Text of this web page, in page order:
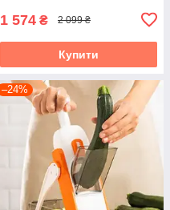
1 574 ₴ 2 099 ₴
Купити
–24%